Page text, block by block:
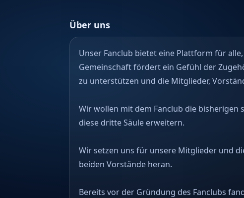
Über uns
Unser Fanclub bietet eine Plattform für
Gemeinschaft fördert ein Gefühl der
zu unterstützen und die Mitglieder,
Wir wollen mit dem Fanclub die
diese dritte Säule erweitern.
Wir setzen uns für unsere Mitglieder und
beiden Vorstände heran.
Bereits vor der Gründung des Fanclubs